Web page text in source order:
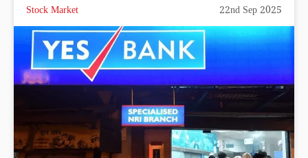
Stock Market 22nd Sep 2025